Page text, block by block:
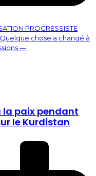
PROGRESSISTE
chose a changé à
—
la paix pendant
le Kurdistan